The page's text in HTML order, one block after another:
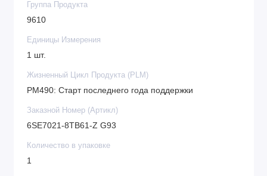
Группа Продукта
9610
Единицы Измерения
1 шт.
Жизненный Цикл Продукта (PLM)
PM490: Старт последнего года поддержки
Заказной Номер (Артикл)
6SE7021-8TB61-Z G93
Количество в упаковке
1